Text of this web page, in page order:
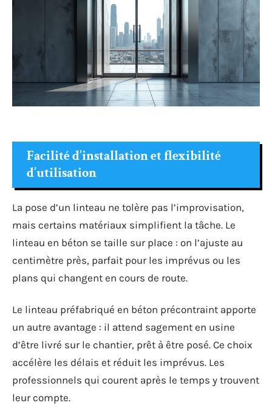
Facilité d’installation et flexibilité
d’utilisation
La pose d’un linteau ne tolère pas l’improvisation,
mais certains matériaux simplifient la tâche. Le
linteau en béton se taille sur place : on l’ajuste au
centimètre près, parfait pour les imprévus ou les
plans qui changent en cours de route.
Le linteau préfabriqué en béton précontraint apporte
un autre avantage : il attend sagement en usine
d’être livré sur le chantier, prêt à être posé. Ce choix
accélère les délais et réduit les imprévus. Les
professionnels qui courent après le temps y trouvent
leur compte.